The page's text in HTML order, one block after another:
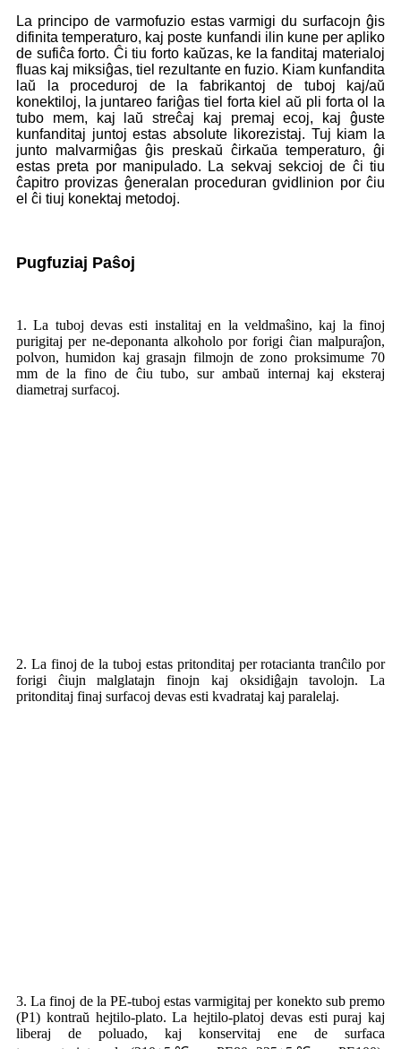
La principo de varmofuzio estas varmigi du surfacojn ĝis
difinita temperaturo, kaj poste kunfandi ilin kune per apliko
de sufiĉa forto. Ĉi tiu forto kaŭzas, ke la fanditaj materialoj
fluas kaj miksiĝas, tiel rezultante en fuzio. Kiam kunfandita
laŭ la proceduroj de la fabrikantoj de tuboj kaj/aŭ
konektiloj, la juntareo fariĝas tiel forta kiel aŭ pli forta ol la
tubo mem, kaj laŭ streĉaj kaj premaj ecoj, kaj ĝuste
kunfanditaj juntoj estas absolute likorezistaj. Tuj kiam la
junto malvarmiĝas ĝis preskaŭ ĉirkaŭa temperaturo, ĝi
estas preta por manipulado. La sekvaj sekcioj de ĉi tiu
ĉapitro provizas ĝeneralan proceduran gvidlinion por ĉiu
el ĉi tiuj konektaj metodoj.
Pugfuziaj Paŝoj
1. La tuboj devas esti instalitaj en la veldmaŝino, kaj la finoj
purigitaj per ne-deponanta alkoholo por forigi ĉian malpuraĵon,
polvon, humidon kaj grasajn filmojn de zono proksimume 70
mm de la fino de ĉiu tubo, sur ambaŭ internaj kaj eksteraj
diametraj surfacoj.
2. La finoj de la tuboj estas pritonditaj per rotacianta tranĉilo por
forigi ĉiujn malglatajn finojn kaj oksidiĝajn tavolojn. La
pritonditaj finaj surfacoj devas esti kvadrataj kaj paralelaj.
3. La finoj de la PE-tuboj estas varmigitaj per konekto sub premo
(P1) kontraŭ hejtilo-plato. La hejtilo-platoj devas esti puraj kaj
liberaj de poluado, kaj konservitaj ene de surfaca